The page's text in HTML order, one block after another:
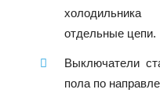
отдельные цепи.
Выключатели
пола по